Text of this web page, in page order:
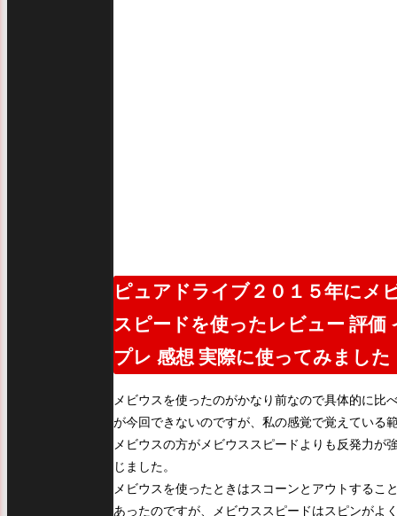
ピュアドライブ２０１５年にメ
スピードを使ったレビュー 評価
プレ 感想 実際に使ってみました
メビウスを使ったのがかなり前なので具体的に比
が今回できないのですが、私の感覚で覚えている
メビウスの方がメビウススピードよりも反発力が
じました。
メビウスを使ったときはスコーンとアウトするこ
あったのですが、メビウススピードはスピンがよ